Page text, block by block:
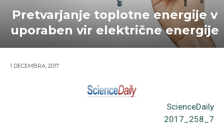
Pretvarjanje toplotne energije v
uporaben vir električne energije
1 DECEMBRA, 2017
ScienceDaily
2017_258_7